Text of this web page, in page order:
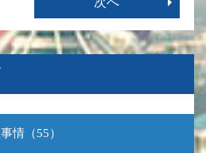
情（55）